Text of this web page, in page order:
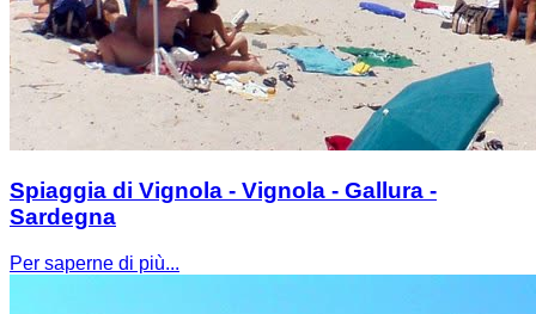
Spiaggia di Vignola - Vignola - Gallura -
Sardegna
Per saperne di più...